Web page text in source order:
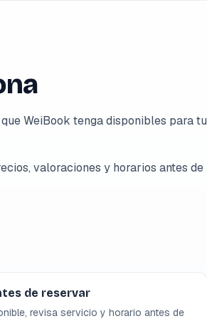
WeiBook tenga disponibles para tu
valoraciones y horarios antes de
de reservar
revisa servicio y horario antes de